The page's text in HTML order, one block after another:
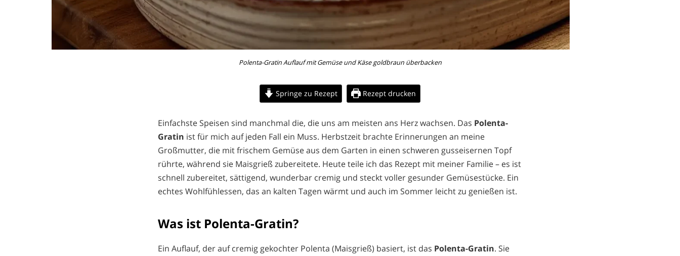
Polenta-Gratin Auflauf mit Gemüse und Käse goldbraun überbacken
Springe zu Rezept Rezept drucken
Einfachste Speisen sind manchmal die, die uns am meisten ans Herz wachsen. Das Polenta-
Gratin ist für mich auf jeden Fall ein Muss. Herbstzeit brachte Erinnerungen an meine
Großmutter, die mit frischem Gemüse aus dem Garten in einen schweren gusseisernen Topf
rührte, während sie Maisgrieß zubereitete. Heute teile ich das Rezept mit meiner Familie – es ist
schnell zubereitet, sättigend, wunderbar cremig und steckt voller gesunder Gemüsestücke. Ein
echtes Wohlfühlessen, das an kalten Tagen wärmt und auch im Sommer leicht zu genießen ist.
Was ist Polenta-Gratin?
Ein Auflauf, der auf cremig gekochter Polenta (Maisgrieß) basiert, ist das Polenta-Gratin. Sie